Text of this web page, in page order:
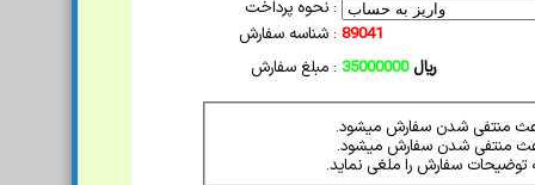
نحوه پرداخت :
شناسه سفارش : 89041
مبلغ سفارش : 35000000 ریال